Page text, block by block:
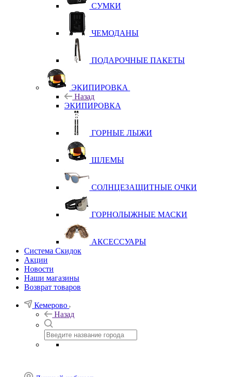
СУМКИ
ЧЕМОДАНЫ
ПОДАРОЧНЫЕ ПАКЕТЫ
ЭКИПИРОВКА
Назад
ЭКИПИРОВКА
ГОРНЫЕ ЛЫЖИ
ШЛЕМЫ
СОЛНЦЕЗАЩИТНЫЕ ОЧКИ
ГОРНОЛЫЖНЫЕ МАСКИ
АКСЕССУАРЫ
Система Скидок
Акции
Новости
Наши магазины
Возврат товаров
Кемерово
Назад